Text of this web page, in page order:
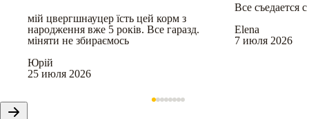
мій цвергшнауцер їсть цей корм з
народження вже 5 років. Все гаразд.
міняти не збираємось
Юрій
25 июля 2026
Все съедается
Elena
7 июля 2026